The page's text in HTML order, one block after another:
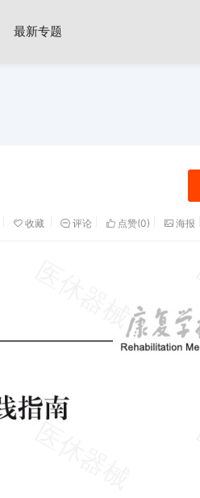
最新专题
收藏 评论 点赞(0) 海报